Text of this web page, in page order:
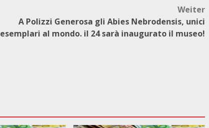
Weiter
A Polizzi Generosa gli Abies Nebrodensis, unici
esemplari al mondo. il 24 sarà inaugurato il museo!